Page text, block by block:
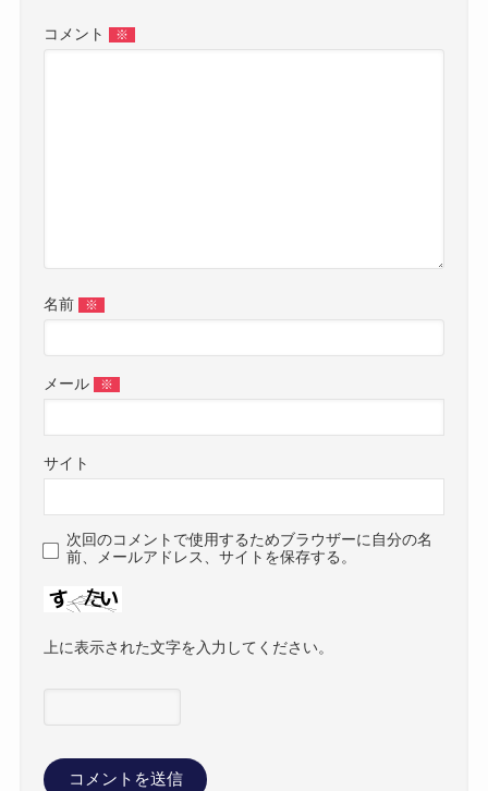
コメント ※
名前 ※
メール ※
サイト
次回のコメントで使用するためブラウザーに自分の名
前、メールアドレス、サイトを保存する。
上に表示された文字を入力してください。